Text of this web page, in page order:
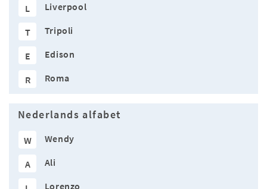
L Liverpool
T Tripoli
E Edison
R Roma
Nederlands alfabet
W Wendy
A Ali
Lorenzo